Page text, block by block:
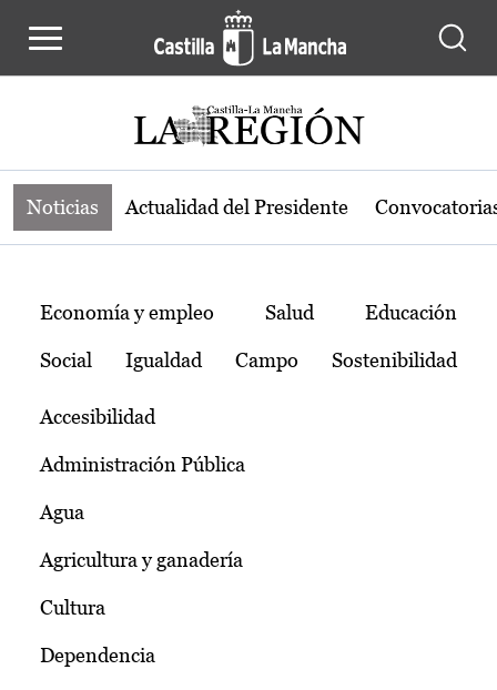
Noticias de la región de Castilla-La
Noticias Actualidad del Presidente
Temas
Economía y empleo Salud Educación
Social Igualdad Campo Sostenibilidad
Accesibilidad
Administración Pública
Agua
Agricultura y ganadería
Cultura
Dependencia